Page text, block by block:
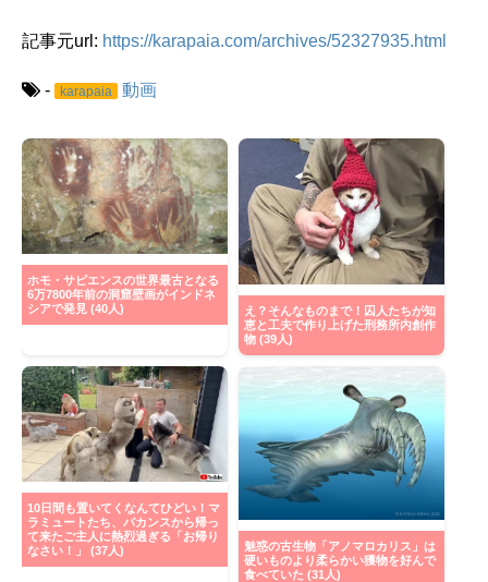
記事元url: https://karapaia.com/archives/52327935.html
- karapaia 動画
ホモ・サピエンスの世界最古となる
6万7800年前の洞窟壁画がインドネ
シアで発見 (40人)
え？そんなものまで！囚人たちが知
恵と工夫で作り上げた刑務所内創作
物 (39人)
10日間も置いてくなんてひどい！マ
ラミュートたち、バカンスから帰っ
て来たご主人に熱烈過ぎる「お帰り
なさい！」 (37人)
魅惑の古生物「アノマロカリス」は
硬いものより柔らかい獲物を好んで
食べていた (31人)